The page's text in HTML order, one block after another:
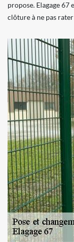
propose. Elagage 67
clôture à ne pas